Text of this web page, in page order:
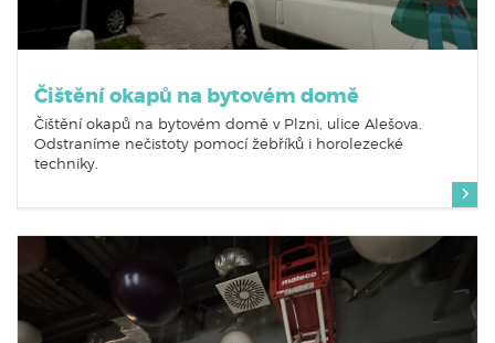
Čištění okapů na bytovém domě
Čištění okapů na bytovém domě v Plzni, ulice Alešova.
Odstraníme nečistoty pomocí žebříků i horolezecké
techniky.